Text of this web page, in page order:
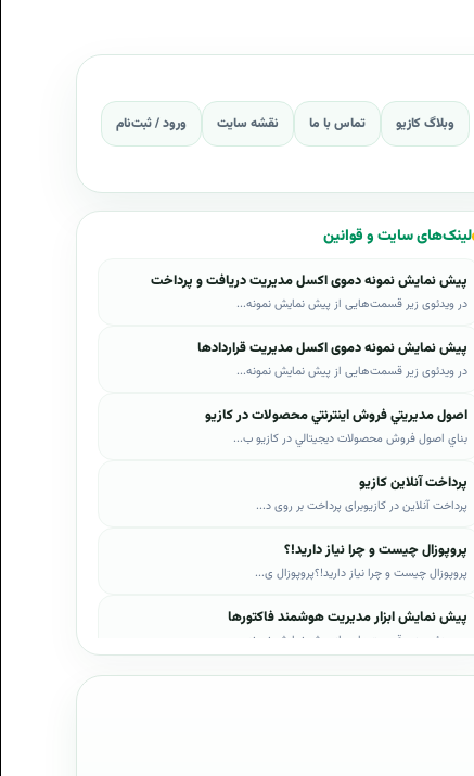
وبلاگ کازیو تماس با ما نقشه سایت ورود / ثبت‌نام
لینک‌های سایت و قوانین
پیش نمایش نمونه دموی اکسل مدیریت دریافت و پرداخت
در ویدئوی زیر قسمت‌هایی از پیش نمایش نمونه...
پیش نمایش نمونه دموی اکسل مدیریت قراردادها
در ویدئوی زیر قسمت‌هایی از پیش نمایش نمونه...
اصول مديريتي فروش اينترنتي محصولات در کازيو
بناي اصول فروش محصولات ديجيتالي در کازيو ب...
پرداخت آنلاین کازیو
پرداخت آنلاین در کازیوبرای پرداخت بر روی د...
پروپوزال چیست و چرا نیاز دارید!؟
پروپوزال چیست و چرا نیاز دارید!؟پروپوزال ی...
پیش نمایش ابزار مدیریت هوشمند فاکتورها
در ویدئوی زیر قسمت‌هایی از پیش نمایش نمونه...